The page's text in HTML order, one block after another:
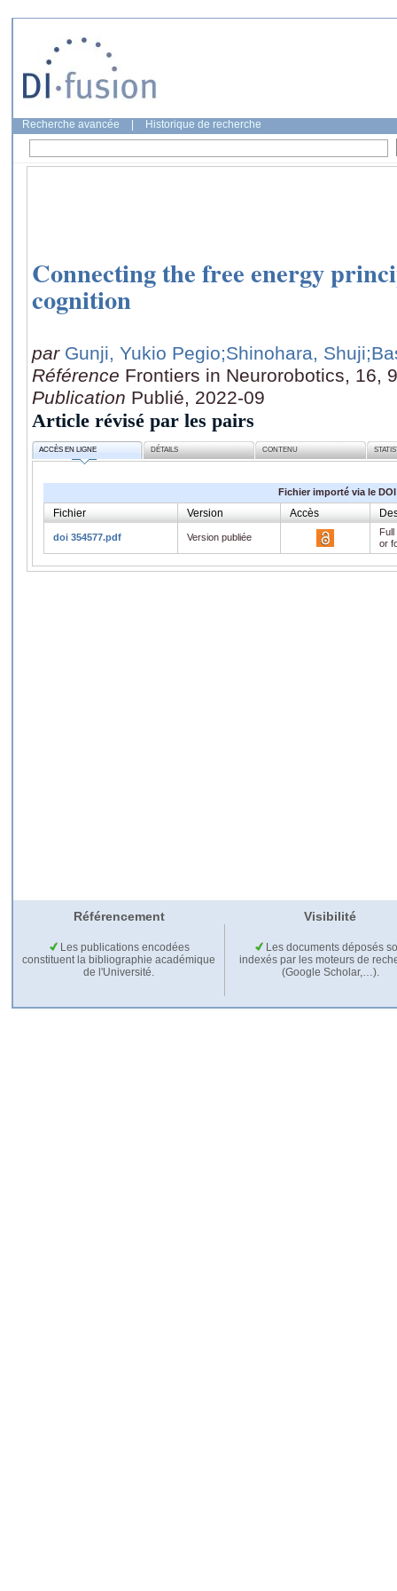
Recherche avancée Historique de recherche
Connecting the free energy
cognition
par Gunji, Yukio Pegio;Shinohara, Shuji
Référence Frontiers in Neurorobotics, 16,
Publication Publié, 2022-09
Article révisé par les pairs
ACCÈS EN LIGNE DÉTAILS CONTENU
Fichier importé via le DOI
Fichier Version Accès
doi 354577.pdf Version publiée
or
Référencement Visibilité
Les publications encodées
constituent la bibliographie académique
de l'Université.
Les documents déposés
indexés par les moteurs de
(Google Scholar,…).